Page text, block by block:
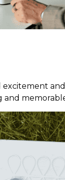
excitement